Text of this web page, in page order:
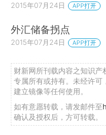
2015年07月24日 APP打开
外汇储备拐点
2015年07月24日 APP打开
财新网所刊载内容之知识产
专属所有或持有。未经许可
建立镜像等任何使用。
如有意愿转载，请发邮件至
确认及授权后，方可转载。